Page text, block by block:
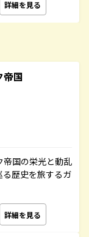
詳細を見る
国
帝国の栄光と動乱
歴史を旅するガ
詳細を見る